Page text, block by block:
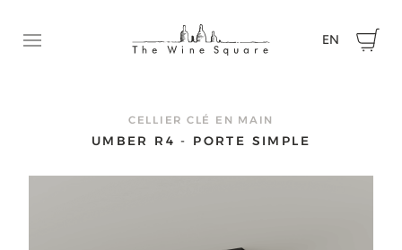
Ouvrir le menu EN
CELLIER CLÉ EN MAIN
UMBER R4 - PORTE SIMPLE
N’hésitez pas à communiquer avec nous pour nous faire
de votre projet et obtenir une soumission.
Prénom